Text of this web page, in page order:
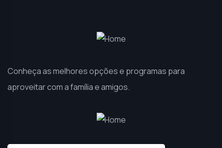
Conheça as melhores opções e programas para
aproveitar com a família e amigos.